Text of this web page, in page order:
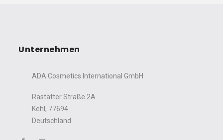
Unternehmen
ADA Cosmetics International GmbH
Rastatter Straße 2A
Kehl, 77694
Deutschland